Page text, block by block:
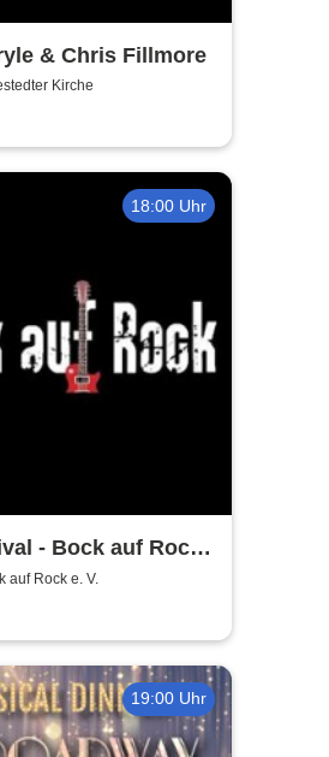
& Chris Fillmore
Kirche
18:00 Uhr
- Bock auf Rock
e. V.
auf Rock e. V.
19:00 Uhr